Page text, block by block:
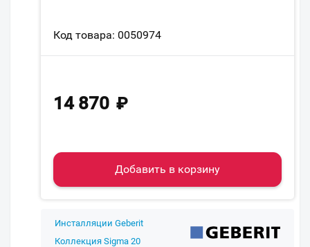
Код товара: 0050974
14 870 ₽
Добавить в корзину
Инсталляции Geberit
Коллекция Sigma 20